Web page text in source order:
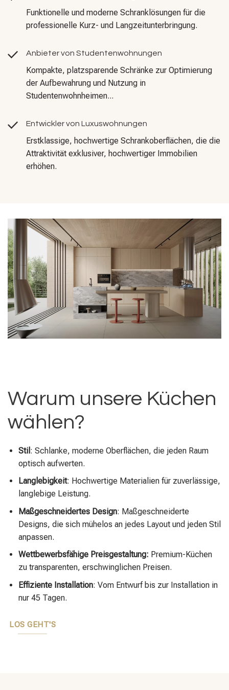
Funktionelle und moderne Schranklösungen für die
professionelle Kurz- und Langzeitunterbringung.
Anbieter von Studentenwohnungen
Kompakte, platzsparende Schränke zur Optimierung
der Aufbewahrung und Nutzung in
Studentenwohnheimen...
Entwickler von Luxuswohnungen
Erstklassige, hochwertige Schrankoberflächen, die die
Attraktivität exklusiver, hochwertiger Immobilien
erhöhen.
Warum unsere Küchen
wählen?
Stil : Schlanke, moderne Oberflächen, die jeden Raum
optisch aufwerten.
Langlebigkeit: Hochwertige Materialien für zuverlässige,
langlebige Leistung.
Maßgeschneidertes Design: Maßgeschneiderte
Designs, die sich mühelos an jedes Layout und jeden Stil
anpassen.
Wettbewerbsfähige Preisgestaltung: Premium-Küchen
zu transparenten, erschwinglichen Preisen.
Effiziente Installation: Vom Entwurf bis zur Installation in
nur 45 Tagen.
LOS GEHT'S